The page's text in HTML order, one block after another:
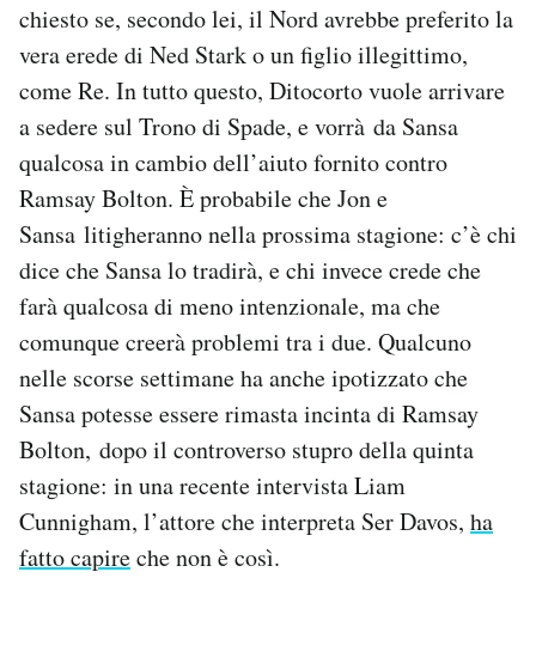
chiesto se, secondo lei, il Nord avrebbe preferito la
vera erede di Ned Stark o un figlio illegittimo,
come Re. In tutto questo, Ditocorto vuole arrivare
a sedere sul Trono di Spade, e vorrà da Sansa
qualcosa in cambio dell’aiuto fornito contro
Ramsay Bolton. È probabile che Jon e
Sansa litigheranno nella prossima stagione: c’è chi
dice che Sansa lo tradirà, e chi invece crede che
farà qualcosa di meno intenzionale, ma che
comunque creerà problemi tra i due. Qualcuno
nelle scorse settimane ha anche ipotizzato che
Sansa potesse essere rimasta incinta di Ramsay
Bolton, dopo il controverso stupro della quinta
stagione: in una recente intervista Liam
Cunnigham, l’attore che interpreta Ser Davos, ha
fatto capireche non è così.